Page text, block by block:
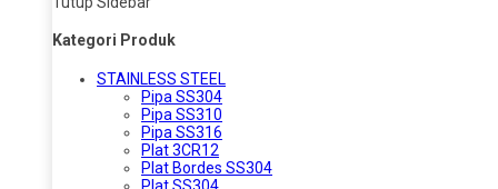
Kategori Produk
STAINLESS STEEL
Pipa SS304
Pipa SS310
Pipa SS316
Plat 3CR12
Plat Bordes SS304
Plat SS304